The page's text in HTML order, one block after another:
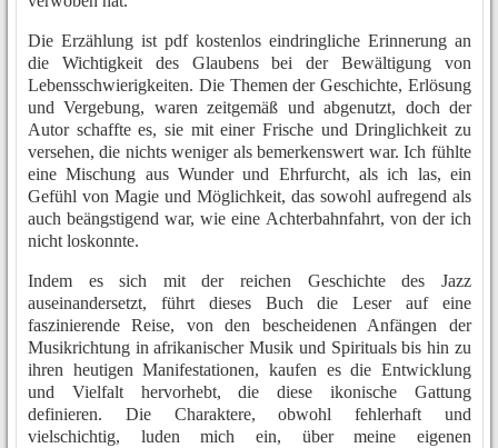
Die Erzählung ist pdf kostenlos eindringliche Erinnerung an
die Wichtigkeit des Glaubens bei der Bewältigung von
Lebensschwierigkeiten. Die Themen der Geschichte, Erlösung
und Vergebung, waren zeitgemäß und abgenutzt, doch der
Autor schaffte es, sie mit einer Frische und Dringlichkeit zu
versehen, die nichts weniger als bemerkenswert war. Ich fühlte
eine Mischung aus Wunder und Ehrfurcht, als ich las, ein
Gefühl von Magie und Möglichkeit, das sowohl aufregend als
auch beängstigend war, wie eine Achterbahnfahrt, von der ich
nicht loskonnte.
Indem es sich mit der reichen Geschichte des Jazz
auseinandersetzt, führt dieses Buch die Leser auf eine
faszinierende Reise, von den bescheidenen Anfängen der
Musikrichtung in afrikanischer Musik und Spirituals bis hin zu
ihren heutigen Manifestationen, kaufen es die Entwicklung
und Vielfalt hervorhebt, die diese ikonische Gattung
definieren. Die Charaktere, obwohl fehlerhaft und
vielschichtig, luden mich ein, über meine eigenen